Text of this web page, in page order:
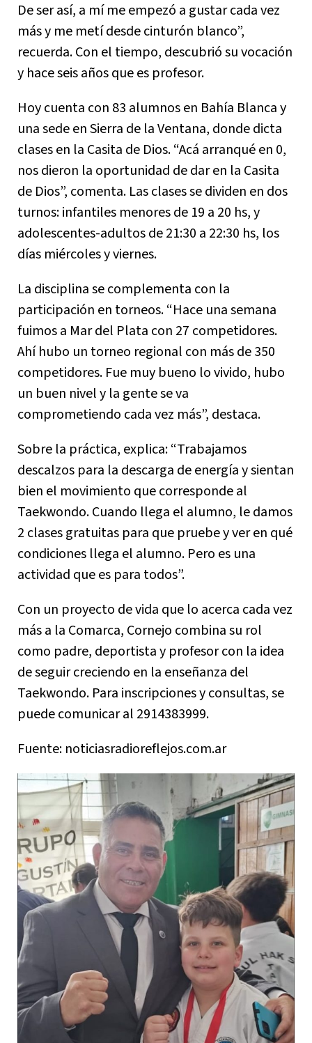
De ser así, a mí me empezó a gustar cada vez
más y me metí desde cinturón blanco”,
recuerda. Con el tiempo, descubrió su vocación
y hace seis años que es profesor.
Hoy cuenta con 83 alumnos en Bahía Blanca y
una sede en Sierra de la Ventana, donde dicta
clases en la Casita de Dios. “Acá arranqué en 0,
nos dieron la oportunidad de dar en la Casita
de Dios”, comenta. Las clases se dividen en dos
turnos: infantiles menores de 19 a 20 hs, y
adolescentes-adultos de 21:30 a 22:30 hs, los
días miércoles y viernes.
La disciplina se complementa con la
participación en torneos. “Hace una semana
fuimos a Mar del Plata con 27 competidores.
Ahí hubo un torneo regional con más de 350
competidores. Fue muy bueno lo vivido, hubo
un buen nivel y la gente se va
comprometiendo cada vez más”, destaca.
Sobre la práctica, explica: “Trabajamos
descalzos para la descarga de energía y sientan
bien el movimiento que corresponde al
Taekwondo. Cuando llega el alumno, le damos
2 clases gratuitas para que pruebe y ver en qué
condiciones llega el alumno. Pero es una
actividad que es para todos”.
Con un proyecto de vida que lo acerca cada vez
más a la Comarca, Cornejo combina su rol
como padre, deportista y profesor con la idea
de seguir creciendo en la enseñanza del
Taekwondo. Para inscripciones y consultas, se
puede comunicar al 2914383999.
Fuente: noticiasradioreflejos.com.ar